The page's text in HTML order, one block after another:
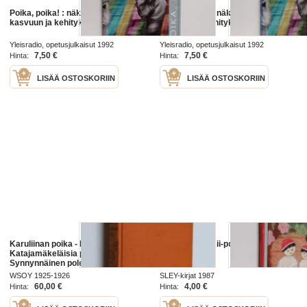
Poika, poika! : näkökulmia pojan
kasvuun ja kehitykseen
Yleisradio, opetusjulkaisut 1992
Hinta:
7,50 €
LISÄÄ OSTOSKORIIN
Poika, poika! : näkökulmia pojan
kasvuun ja kehitykseen
Yleisradio, opetusjulkaisut 1992
Hinta:
7,50 €
LISÄÄ OSTOSKORIIN
Karuliinan poika - I.
Katajamäkeläisia perjantai-iltoja ;
Synnynnäinen polevikki (Karuliinan
poika II)
WSOY 1925-1926
Hinta:
60,00 €
Kaa-poika ja Kii-poika
SLEY-kirjat 1987
Hinta:
4,00 €